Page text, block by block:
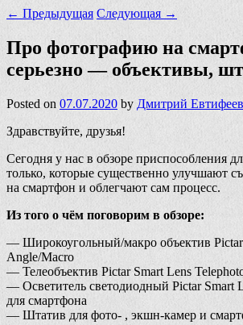
← Предыдущая Следующая →
Про фотографию на
серьезно — объективы,
Posted on 07.07.2020 by Дмитрий Евтифеев
Здравствуйте, друзья!
Сегодня у нас в обзоре приспособления
только, которые существенно улучшают
на смартфон и облегчают сам процесс.
Из того о чём поговорим в обзоре:
— Широкоугольный/макро объектив Pictar
Angle/Macro
— Телеобъектив Pictar Smart Lens
— Осветитель светодиодный Pictar Smart
для смартфона
— Штатив для фото- , экшн-камер и